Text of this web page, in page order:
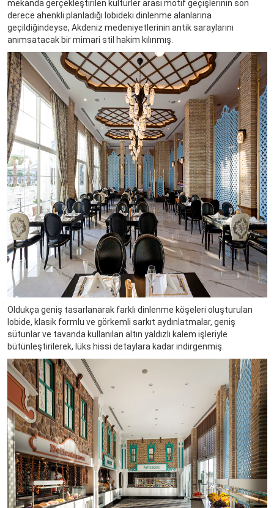
mekanda gerçekleştirilen kültürler arası motif geçişlerinin son
derece ahenkli planladığı lobideki dinlenme alanlarına
geçildiğindeyse, Akdeniz medeniyetlerinin antik saraylarını
anımsatacak bir mimari stil hakim kılınmış.
Oldukça geniş tasarlanarak farklı dinlenme köşeleri oluşturulan
lobide, klasik formlu ve görkemli sarkıt aydınlatmalar, geniş
sütunlar ve tavanda kullanılan altın yaldızlı kalem işleriyle
bütünleştirilerek, lüks hissi detaylara kadar indirgenmiş.